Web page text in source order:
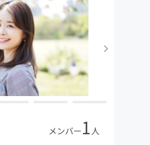
メンバー1 人